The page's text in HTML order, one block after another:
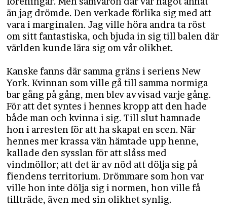
än jag drömde. Den verkade förlika sig med att
vara i marginalen. Jag ville höra andra ta röst
om sitt fantastiska, och bjuda in sig till balen där
världen kunde lära sig om vår olikhet.
Kanske fanns där samma gräns i seriens New
York. Kvinnan som ville gå till samma normiga
bar gång på gång, men blev avvisad varje gång.
För att det syntes i hennes kropp att den hade
både man och kvinna i sig. Till slut hamnade
hon i arresten för att ha skapat en scen. När
hennes mer krassa vän hämtade upp henne,
kallade den sysslan för att slåss med
vindmöllor; att det är av nöd att dölja sig på
fiendens territorium. Drömmare som hon var
ville hon inte dölja sig i normen, hon ville få
tillträde, även med sin olikhet synlig.